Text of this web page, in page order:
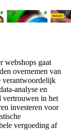
webshops gaat
overnemen van
verantwoordelijk
analyse en
vertrouwen in het
investeren voor
vergoeding af